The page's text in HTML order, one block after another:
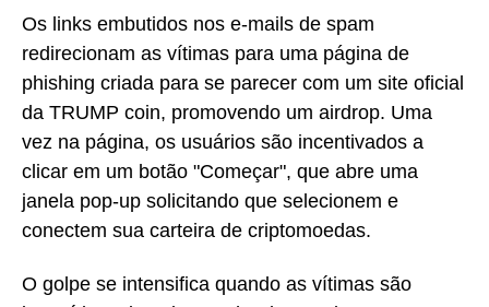
Os links embutidos nos e-mails de spam
redirecionam as vítimas para uma página de
phishing criada para se parecer com um site oficial
da TRUMP coin, promovendo um airdrop. Uma
vez na página, os usuários são incentivados a
clicar em um botão "Começar", que abre uma
janela pop-up solicitando que selecionem e
conectem sua carteira de criptomoedas.
O golpe se intensifica quando as vítimas são